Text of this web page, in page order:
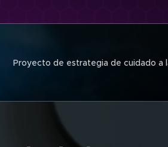
Proyecto de estrategia de cuidado a